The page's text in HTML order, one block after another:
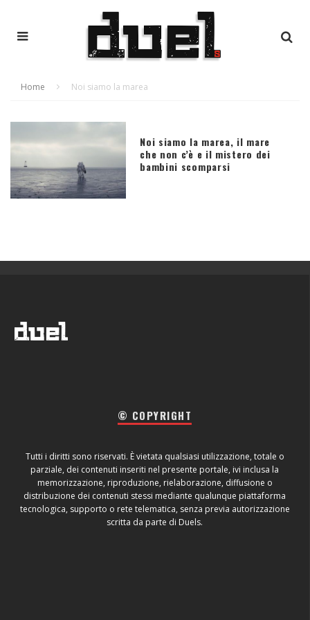
Home Noi siamo la marea
Noi siamo la marea, il mare
che non c’è e il mistero dei
bambini scomparsi
© COPYRIGHT
Tutti i diritti sono riservati. È vietata qualsiasi utilizzazione, totale o
parziale, dei contenuti inseriti nel presente portale, ivi inclusa la
memorizzazione, riproduzione, rielaborazione, diffusione o
distribuzione dei contenuti stessi mediante qualunque piattaforma
tecnologica, supporto o rete telematica, senza previa autorizzazione
scritta da parte di Duels.